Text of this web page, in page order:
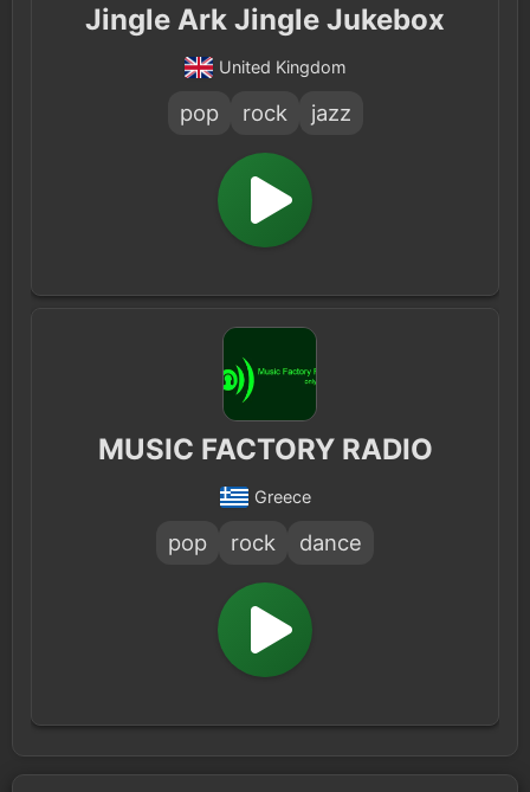
Jingle Ark Jingle Jukebox
United Kingdom
pop rock jazz
MUSIC FACTORY RADIO
Greece
pop rock dance